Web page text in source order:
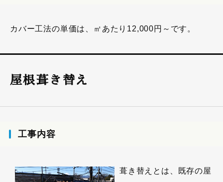
カバー工法の単価は、㎡あたり12,000円～です。
屋根葺き替え
工事内容
葺き替えとは、既存の屋